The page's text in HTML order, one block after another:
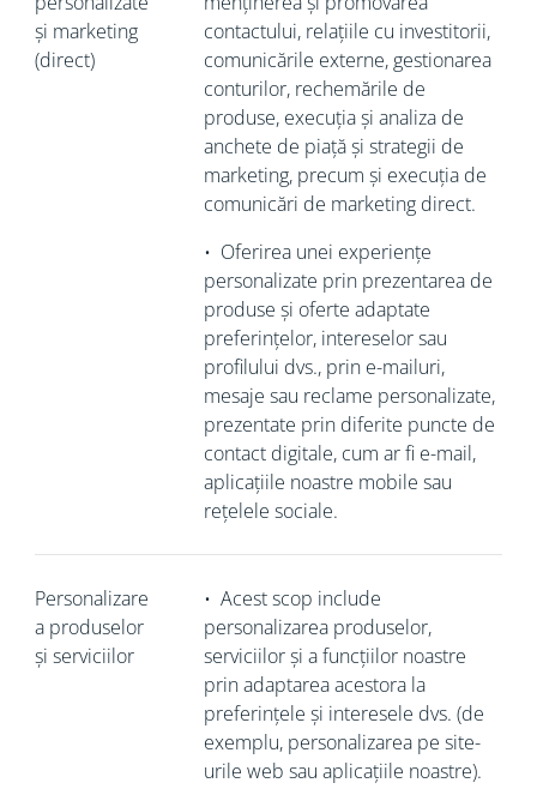
și marketing
(direct)
contactului, relațiile cu investitorii,
comunicările externe, gestionarea
conturilor, rechemările de
produse, execuția și analiza de
anchete de piață și strategii de
marketing, precum și execuția de
comunicări de marketing direct.
• Oferirea unei experiențe
personalizate prin prezentarea de
produse și oferte adaptate
preferințelor, intereselor sau
profilului dvs., prin e-mailuri,
mesaje sau reclame personalizate,
prezentate prin diferite puncte de
contact digitale, cum ar fi e-mail,
aplicațiile noastre mobile sau
rețelele sociale.
Personalizare
a produselor
și serviciilor
• Acest scop include
personalizarea produselor,
serviciilor și a funcțiilor noastre
prin adaptarea acestora la
preferințele și interesele dvs. (de
exemplu, personalizarea pe site-
urile web sau aplicațiile noastre).